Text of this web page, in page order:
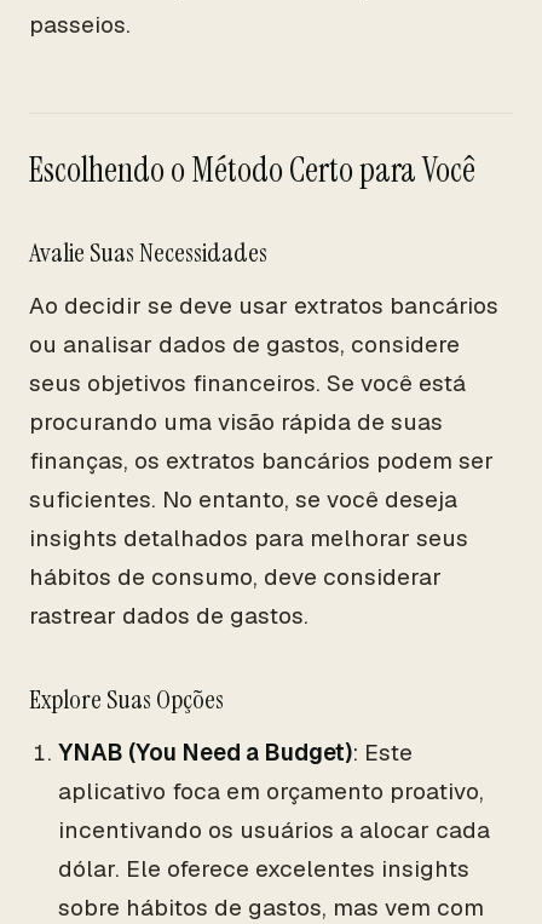
passeios.
Escolhendo o Método Certo para Você
Avalie Suas Necessidades
Ao decidir se deve usar extratos bancários
ou analisar dados de gastos, considere
seus objetivos financeiros. Se você está
procurando uma visão rápida de suas
finanças, os extratos bancários podem ser
suficientes. No entanto, se você deseja
insights detalhados para melhorar seus
hábitos de consumo, deve considerar
rastrear dados de gastos.
Explore Suas Opções
YNAB (You Need a Budget): Este
aplicativo foca em orçamento proativo,
incentivando os usuários a alocar cada
dólar. Ele oferece excelentes insights
sobre hábitos de gastos, mas vem com